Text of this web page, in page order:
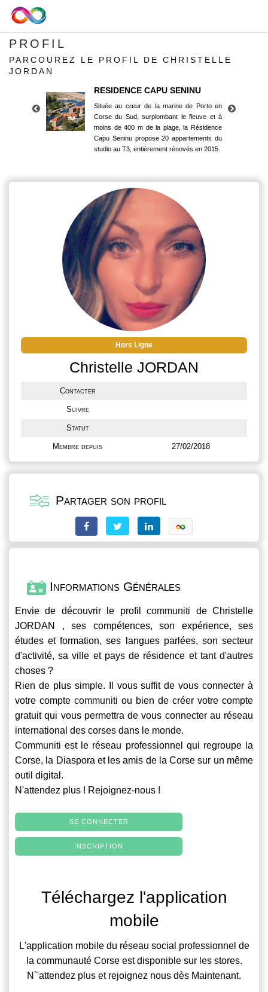
PROFIL
PARCOUREZ LE PROFIL DE CHRISTELLE
JORDAN
RESIDENCE CAPU SENINU
Située au cœur de la marine de Porto en
Corse du Sud, surplombant le fleuve et à
moins de 400 m de la plage, la Résidence
Capu Seninu propose 20 appartements du
studio au T3, entièrement rénovés en 2015.
Corse du Sud, surplombant le fleuve et à
moins de 400 m de la plage, la Résidence
Capu Seninu propose 20 appartements du
studio au T3, entièrement rénovés en 2015.
Hors Ligne
Christelle JORDAN
Contacter
Suivre
Statut
Membre depuis 27/02/2018
Partager son profil
Informations Générales
Envie de découvrir le profilcommuniti de Christelle
JORDAN , ses compétences, son expérience, ses
études et formation, ses langues parlées, son secteur
d'activité, sa ville et pays de résidence et tant d'autres
choses ?
Rien de plus simple. Il vous suffit de vous connecter à
votre compte communiti ou bien de créer votre compte
gratuit qui vous permettra de vous connecter au réseau
international des corses dans le monde.
Communiti est le réseau professionnel qui regroupe la
Corse, la Diaspora et les amis de la Corse sur un même
outil digital.
N'attendez plus ! Rejoignez-nous !
SE CONNECTER
INSCRIPTION
Téléchargez l'application
mobile
L'application mobile du réseau social professionnel de
la communauté Corse est disponible sur les stores.
N`'attendez plus et rejoignez nous dès Maintenant.